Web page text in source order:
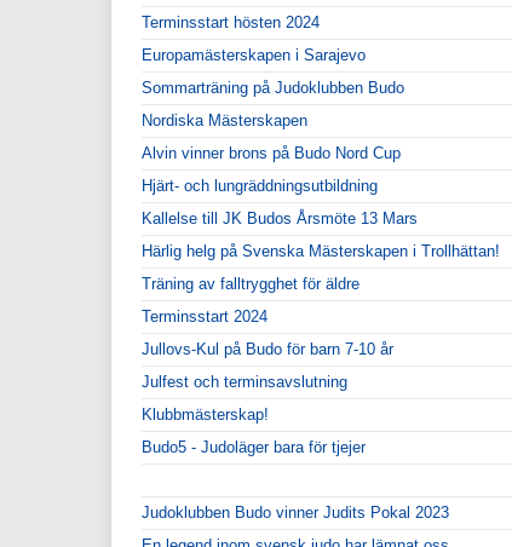
Terminsstart hösten 2024
Europamästerskapen i Sarajevo
Sommarträning på Judoklubben Budo
Nordiska Mästerskapen
Alvin vinner brons på Budo Nord Cup
Hjärt- och lungräddningsutbildning
Kallelse till JK Budos Årsmöte 13 Mars
Härlig helg på Svenska Mästerskapen i Trollhättan!
Träning av falltrygghet för äldre
Terminsstart 2024
Jullovs-Kul på Budo för barn 7-10 år
Julfest och terminsavslutning
Klubbmästerskap!
Budo5 - Judoläger bara för tjejer
Judoklubben Budo vinner Judits Pokal 2023